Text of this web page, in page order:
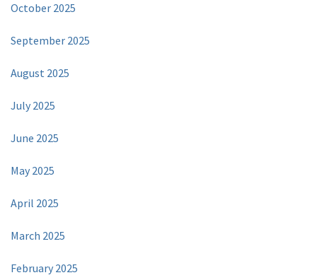
October 2025
September 2025
August 2025
July 2025
June 2025
May 2025
April 2025
March 2025
February 2025